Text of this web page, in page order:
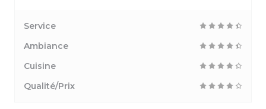
Service
Ambiance
Cuisine
Qualité/Prix